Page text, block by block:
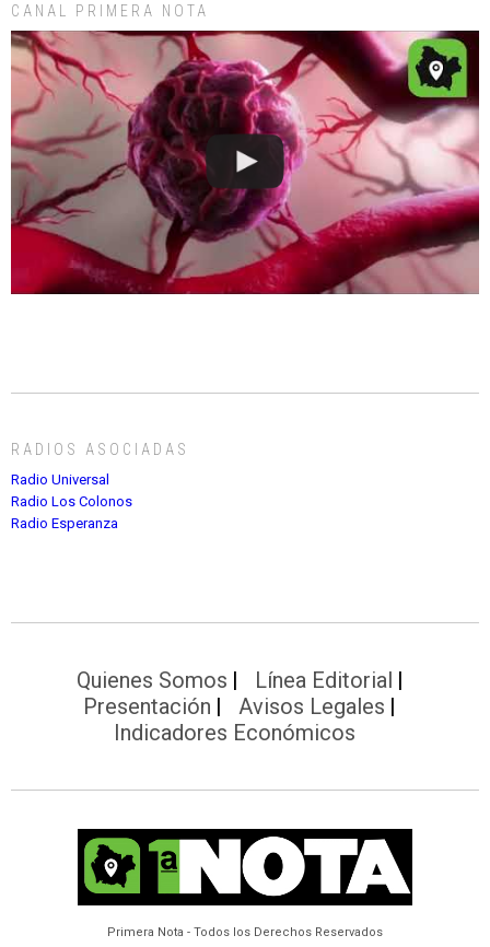
CANAL PRIMERA NOTA
RADIOS ASOCIADAS
Radio Universal
Radio Los Colonos
Radio Esperanza
Quienes Somos
Línea Editorial
Presentación
Avisos Legales
Indicadores Económicos
Primera Nota - Todos los Derechos Reservados